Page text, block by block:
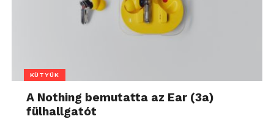
KÜTYÜK
A Nothing bemutatta az Ear (3a)
fülhallgatót